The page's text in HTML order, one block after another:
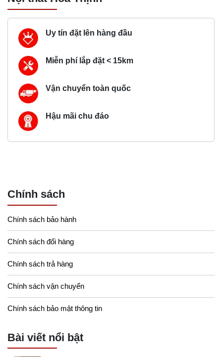
Uy tín đặt lên hàng đầu
Miễn phí lắp đặt < 15km
Vận chuyển toàn quốc
Hậu mãi chu đáo
Chính sách
Chính sách bảo hành
Chính sách đổi hàng
Chính sách trả hàng
Chính sách vận chuyển
Chính sách bảo mật thông tin
Bài viết nổi bật